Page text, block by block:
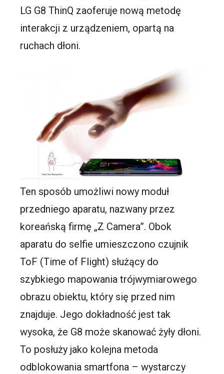
LG G8 ThinQ zaoferuje nową metodę
interakcji z urządzeniem, opartą na
ruchach dłoni.
Ten sposób umożliwi nowy moduł
przedniego aparatu, nazwany przez
koreańską firmę „Z Camera”. Obok
aparatu do selfie umieszczono czujnik
ToF (Time of Flight) służący do
szybkiego mapowania trójwymiarowego
obrazu obiektu, który się przed nim
znajduje. Jego dokładność jest tak
wysoka, że G8 może skanować żyły dłoni.
To posłuży jako kolejna metoda
odblokowania smartfona – wystarczy